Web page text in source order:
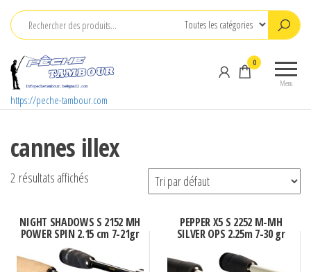
Aller
https://peche-tambour.com
Menu
0
cannes illex
2 résultats affichés
NIGHT SHADOWS S 2152 MH
POWER SPIN 2.15 cm 7-21gr
PEPPER X5 S 2252 M-MH
SILVER OPS 2.25m 7-30 gr